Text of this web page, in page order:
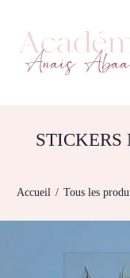
Accueil Tous les
NOS